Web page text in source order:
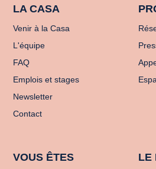
LA CASA
Venir à la Casa
L'équipe
FAQ
Emplois et stages
Newsletter
Contact
VOUS ÊTES LE